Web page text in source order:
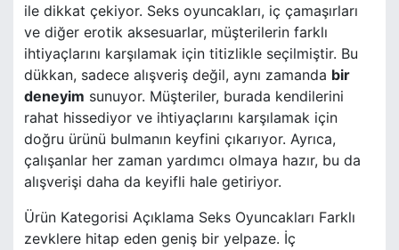
ile dikkat çekiyor. Seks oyuncakları, iç çamaşırları
ve diğer erotik aksesuarlar, müşterilerin farklı
ihtiyaçlarını karşılamak için titizlikle seçilmiştir. Bu
dükkan, sadece alışveriş değil, aynı zamanda bir
deneyim sunuyor. Müşteriler, burada kendilerini
rahat hissediyor ve ihtiyaçlarını karşılamak için
doğru ürünü bulmanın keyfini çıkarıyor. Ayrıca,
çalışanlar her zaman yardımcı olmaya hazır, bu da
alışverişi daha da keyifli hale getiriyor.
Ürün Kategorisi Açıklama Seks Oyuncakları Farklı
zevklere hitap eden geniş bir yelpaze. İç